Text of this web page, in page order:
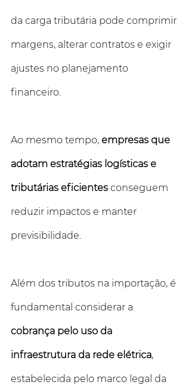
da carga tributária pode comprimir
margens, alterar contratos e exigir
ajustes no planejamento
financeiro.
Ao mesmo tempo, empresas que
adotam estratégias logísticas e
tributárias eficientes conseguem
reduzir impactos e manter
previsibilidade.
Além dos tributos na importação, é
fundamental considerar a
cobrança pelo uso da
infraestrutura da rede elétrica,
estabelecida pelo marco legal da